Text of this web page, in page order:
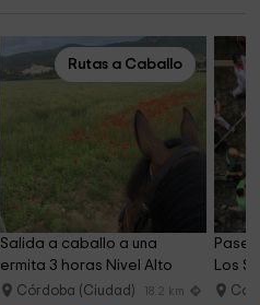
Rutas a Caballo
Salida a caballo a una
ermita 3 horas Nivel Alto
Córdoba (Ciudad) 18.2 km
Los